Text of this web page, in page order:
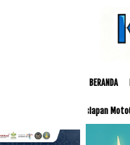
BERANDA
MotoGP Indonesia 2026